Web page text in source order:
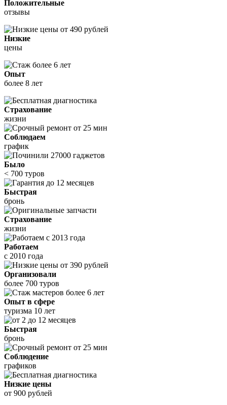
Положительные
отзывы
Низкие
цены
Опыт
более 8 лет
Страхование
жизни
Соблюдаем
график
Было
< 700 туров
Быстрая
бронь
Страхование
жизни
Работаем
с 2010 года
Организовали
более 700 туров
Опыт в сфере
туризма 10 лет
Быстрая
бронь
Соблюдение
графиков
Низкие цены
от 900 рублей